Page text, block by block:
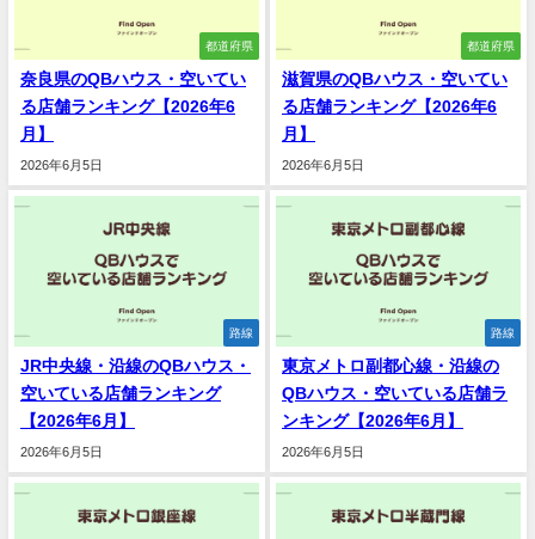
都道府県
奈良県のQBハウス・空いてい
る店舗ランキング【2026年6
月】
2026年6月5日
都道府県
滋賀県のQBハウス・空いてい
る店舗ランキング【2026年6
月】
2026年6月5日
路線
JR中央線・沿線のQBハウス・
空いている店舗ランキング
【2026年6月】
2026年6月5日
路線
東京メトロ副都心線・沿線の
QBハウス・空いている店舗ラ
ンキング【2026年6月】
2026年6月5日